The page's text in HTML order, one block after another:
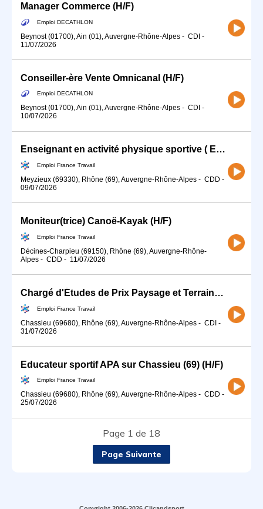
Manager Commerce (H/F)
Emploi DECATHLON
Beynost (01700), Ain (01), Auvergne-Rhône-Alpes - CDI -
11/07/2026
Conseiller-ère Vente Omnicanal (H/F)
Emploi DECATHLON
Beynost (01700), Ain (01), Auvergne-Rhône-Alpes - CDI -
10/07/2026
Enseignant en activité physique sportive ( EAPA) (H/F)
Emploi France Travail
Meyzieux (69330), Rhône (69), Auvergne-Rhône-Alpes - CDD -
09/07/2026
Moniteur(trice) Canoë-Kayak (H/F)
Emploi France Travail
Décines-Charpieu (69150), Rhône (69), Auvergne-Rhône-
Alpes - CDD - 11/07/2026
Chargé d'Études de Prix Paysage et Terrains de Sport (H/F)
Emploi France Travail
Chassieu (69680), Rhône (69), Auvergne-Rhône-Alpes - CDI -
31/07/2026
Educateur sportif APA sur Chassieu (69) (H/F)
Emploi France Travail
Chassieu (69680), Rhône (69), Auvergne-Rhône-Alpes - CDD -
25/07/2026
Page 1 de 18
Page Suivante